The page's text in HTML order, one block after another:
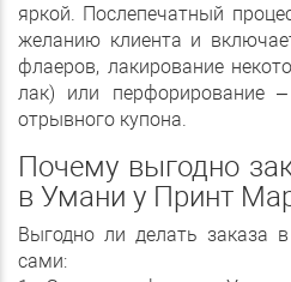
яркой. Послепечатный
желанию клиента и
флаеров, лакирование
лак) или перфорирование
отрывного купона.
Почему выгодно
в Умани у Принт
Выгодно ли делать заказа
сами: